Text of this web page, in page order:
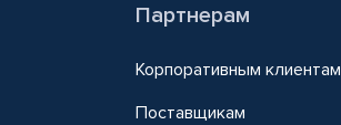
Партнерам
Корпоративным клиентам
Поставщикам